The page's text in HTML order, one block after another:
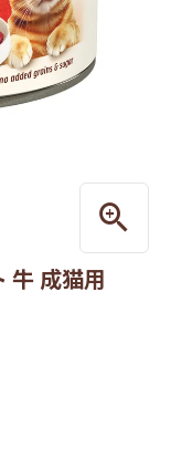
牛 成猫用